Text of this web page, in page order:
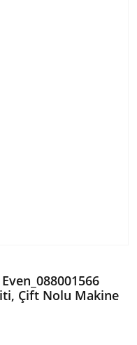
Çift Nolu Makine